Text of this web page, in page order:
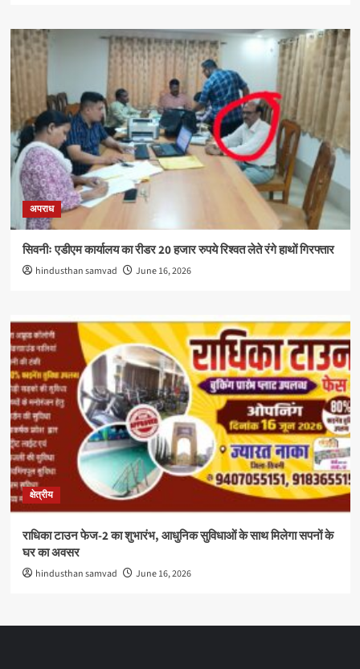
अपराध
सिवनीः एडीएम कार्यालय का रीडर 20 हजार रुपये रिश्वत लेते रंगे हाथों गिरफ्तार
hindusthan samvad June 16, 2026
क्षेत्रीय
राधिका टाउन फेज-2 का शुभारंभ, आधुनिक सुविधाओं के साथ मिलेगा सपनों के
घर का अवसर
hindusthan samvad June 16, 2026